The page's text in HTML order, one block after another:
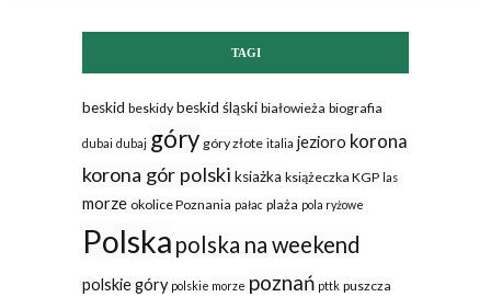
TAGI
beskid beskidy beskid śląski białowieża biografia
dubai dubaj góry góry złote italia jezioro korona
korona gór polski ksiażka książeczka KGP las
morze okolice Poznania pałac plaża pola ryżowe
Polska polska na weekend
polskie góry polskie morze poznań pttk puszcza